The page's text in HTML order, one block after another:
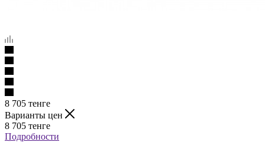
8 705 тенге
Варианты цен
8 705 тенге
Подробности